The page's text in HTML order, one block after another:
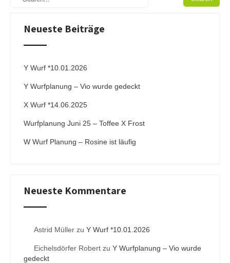
Neueste Beiträge
Y Wurf *10.01.2026
Y Wurfplanung – Vio wurde gedeckt
X Wurf *14.06.2025
Wurfplanung Juni 25 – Toffee X Frost
W Wurf Planung – Rosine ist läufig
Neueste Kommentare
Astrid Müller zu Y Wurf *10.01.2026
Eichelsdörfer Robert zu Y Wurfplanung – Vio wurde
gedeckt